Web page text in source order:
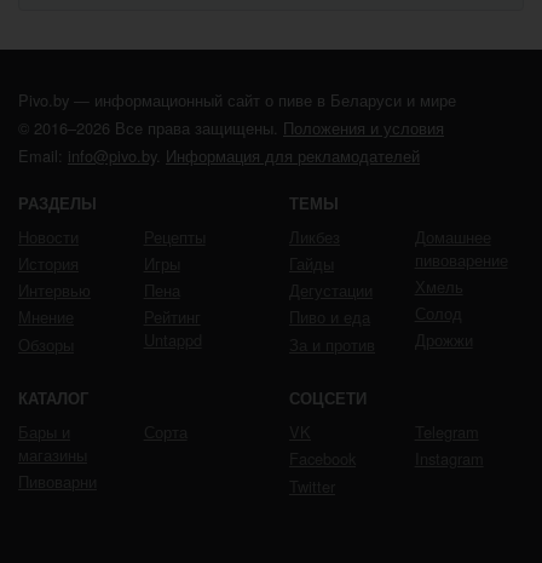
Pivo.by — информационный сайт о пиве в Беларуси и мире
© 2016–2026 Все права защищены. Положения и условия
Email: info@pivo.by. Информация для рекламодателей
РАЗДЕЛЫ ТЕМЫ
КАТАЛОГ СОЦСЕТИ